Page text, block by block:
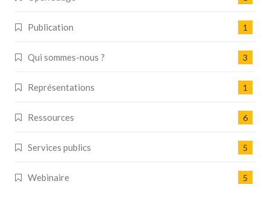
Publication 1
Qui sommes-nous ? 3
Représentations 1
Ressources 6
Services publics 5
Webinaire 5